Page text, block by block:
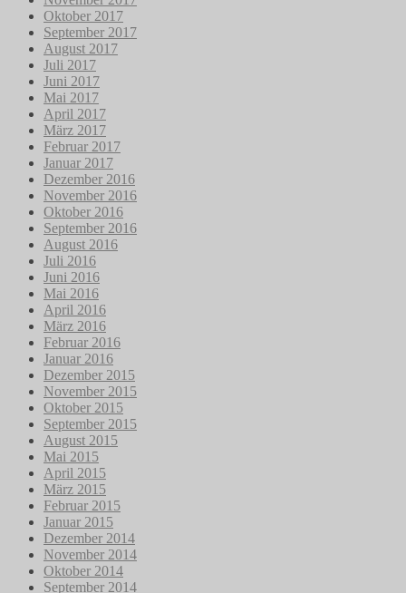
Oktober 2017
September 2017
August 2017
Juli 2017
Juni 2017
Mai 2017
April 2017
März 2017
Februar 2017
Januar 2017
Dezember 2016
November 2016
Oktober 2016
September 2016
August 2016
Juli 2016
Juni 2016
Mai 2016
April 2016
März 2016
Februar 2016
Januar 2016
Dezember 2015
November 2015
Oktober 2015
September 2015
August 2015
Mai 2015
April 2015
März 2015
Februar 2015
Januar 2015
Dezember 2014
November 2014
Oktober 2014
September 2014